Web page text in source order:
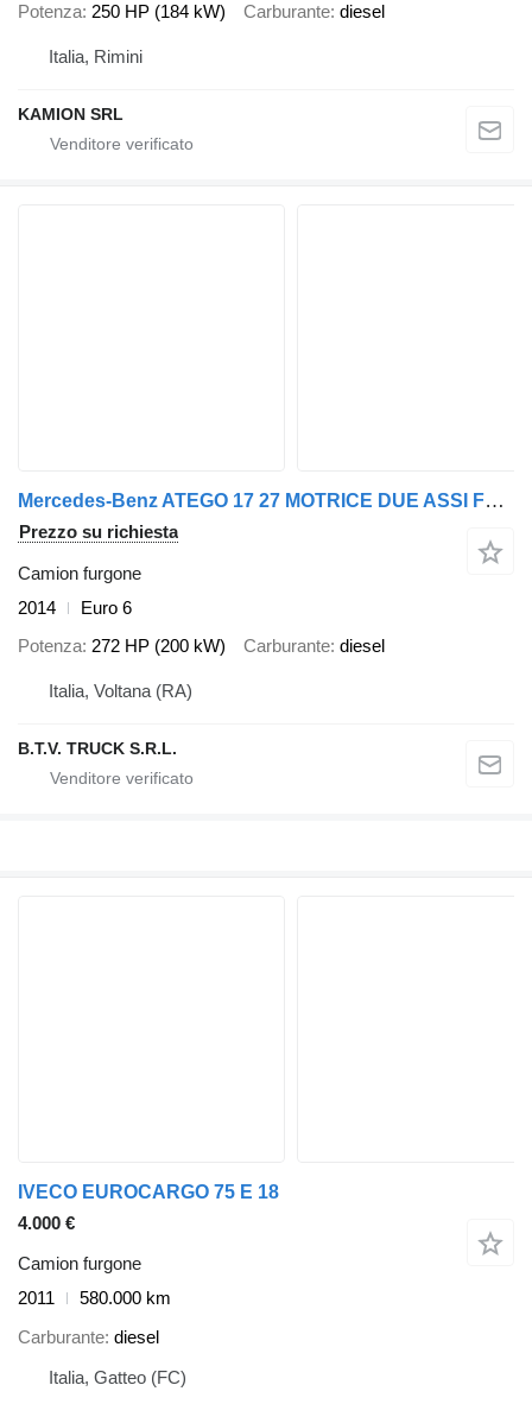
Potenza 250 HP (184 kW) Carburante diesel
Italia, Rimini
KAMION SRL
Mercedes-Benz ATEGO 17 27 MOTRICE DUE ASSI FURGONATA C/SPONDA
Prezzo su richiesta
Camion furgone
2014
Euro 6
Potenza 272 HP (200 kW) Carburante diesel
Italia, Voltana (RA)
B.T.V. TRUCK S.R.L.
IVECO EUROCARGO 75 E 18
4.000 €
Camion furgone
2011
580.000 km
Carburante diesel
Italia, Gatteo (FC)